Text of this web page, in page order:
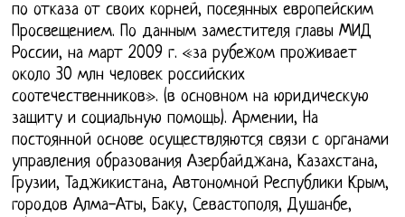
по отказа от своих корней, посеянных европейским
Просвещением. По данным заместителя главы МИД
России, на март 2009 г. «за рубежом проживает
около 30 млн человек российских
соотечественников». (в основном на юридическую
защиту и социальную помощь). Армении, На
постоянной основе осуществляются связи с органами
управления образования Азербайджана, Казахстана,
Грузии, Таджикистана, Автономной Республики Крым,
городов Алма-Аты, Баку, Севастополя, Душанбе,